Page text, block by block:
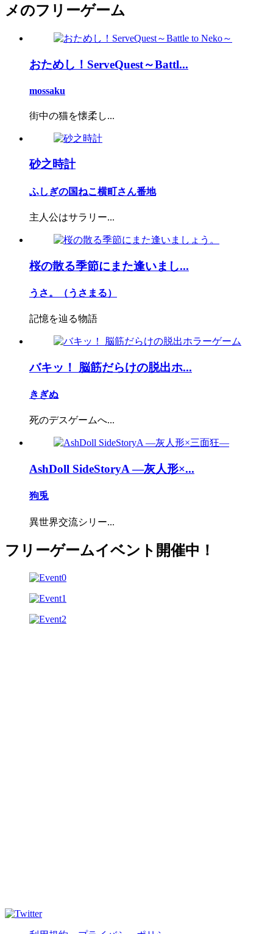
メのフリーゲーム
おためし！ServeQuest～Battl...
mossaku
街中の猫を懐柔し...
砂之時計
ふしぎの国ねこ横町さん番地
主人公はサラリー...
桜の散る季節にまた逢いまし...
うさ。（うさまる）
記憶を辿る物語
バキッ！ 脳筋だらけの脱出ホ...
きぎぬ
死のデスゲームへ...
AshDoll SideStoryA ―灰人形×...
狗兎
異世界交流シリー...
フリーゲームイベント開催中！